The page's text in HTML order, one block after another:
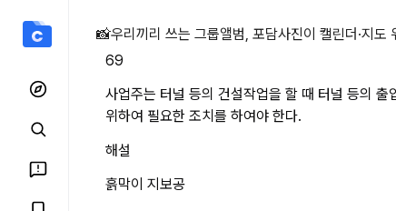
사업주는 터널 등의 건설
📸우리끼리 쓰는 그룹앨범, 포담사진이 캘린더·지도
69
사업주는 터널 등의 건설작업을 할 때 터널 등의
위하여 필요한 조치를 하여야 한다.
해설
흙막이 지보공